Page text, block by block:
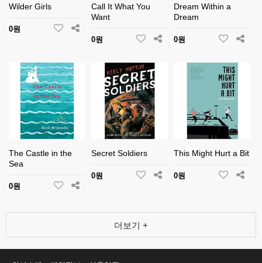
Wilder Girls
0원
Call It What You
Want
0원
Dream Within a
Dream
0원
The Castle in the
Sea
0원
Secret Soldiers
0원
This Might Hurt a Bit
0원
더보기 +